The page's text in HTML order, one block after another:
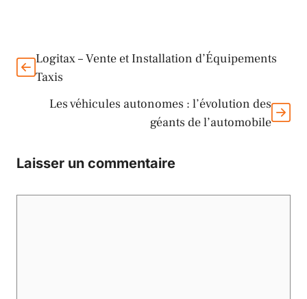
Logitax – Vente et Installation d’Équipements
Taxis
Les véhicules autonomes : l’évolution des
géants de l’automobile
Laisser un commentaire